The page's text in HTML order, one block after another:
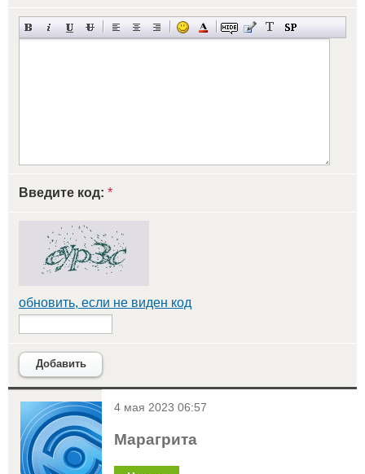
Введите код: *
обновить, если не виден код
Добавить
< 4 мая 2023 06:57
Марагрита